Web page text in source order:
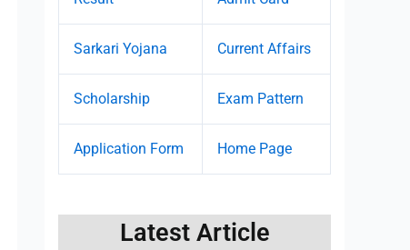
Sarkari Yojana Current Affairs
Scholarship Exam Pattern
Application Form Home Page
Latest Article